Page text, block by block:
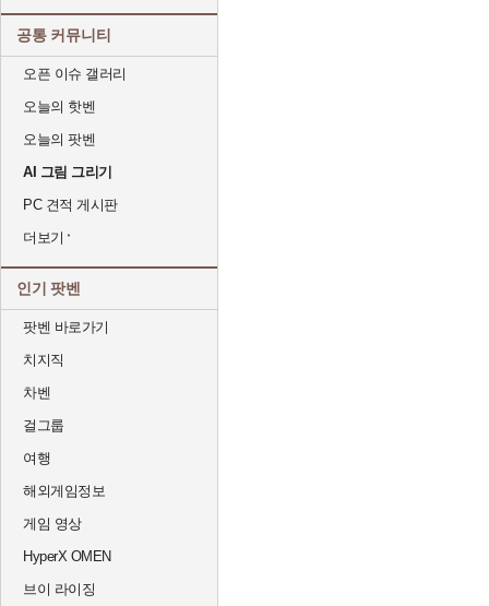
공통 커뮤니티
오픈 이슈 갤러리
오늘의 핫벤
오늘의 팟벤
AI 그림 그리기
PC 견적 게시판
더보기
인기 팟벤
팟벤 바로가기
치지직
차벤
걸그룹
여행
해외게임정보
게임 영상
HyperX OMEN
브이 라이징